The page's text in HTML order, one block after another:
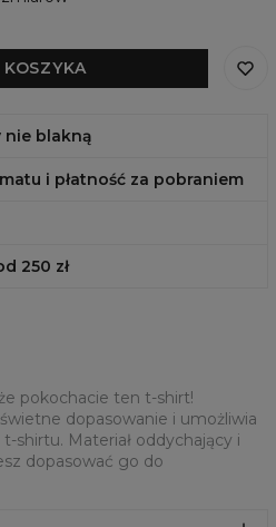
nie blakną
i płatność za pobraniem
250 zł
pokochacie ten t-shirt!
dopasowanie i umożliwia
shirtu. Materiał oddychający i
dopasować go do